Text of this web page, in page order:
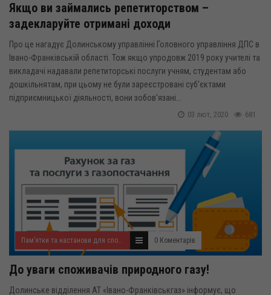
Якщо ви займались репетиторством –
задекларуйте отримані доходи
Про це нагадує Долинському управлінні Головного управління ДПС в
Івано-Франківській області. Тож якщо упродовж 2019 року учителі та
викладачі надавали репетиторські послуги учням, студентам або
дошкільнятам, при цьому не були зареєстровані суб'єктами
підприємницької діяльності, вони зобов’язані...
681
03 лют, 2020
0 Коментарів
До уваги споживачів природного газу!
Долинське відділення АТ «Івано-Франківськгаз» інформує, що